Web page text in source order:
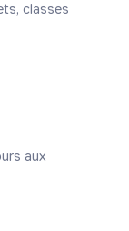
classes
aux